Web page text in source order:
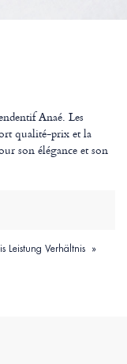
Anaé. Les
qualité-prix et la
son élégance et son
Leistung Verhältnis »